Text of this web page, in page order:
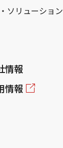
ソリューション
情報
情報